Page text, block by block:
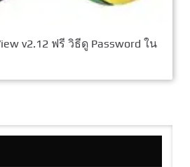
v2.12 ฟรี วิธีดู Password ใน